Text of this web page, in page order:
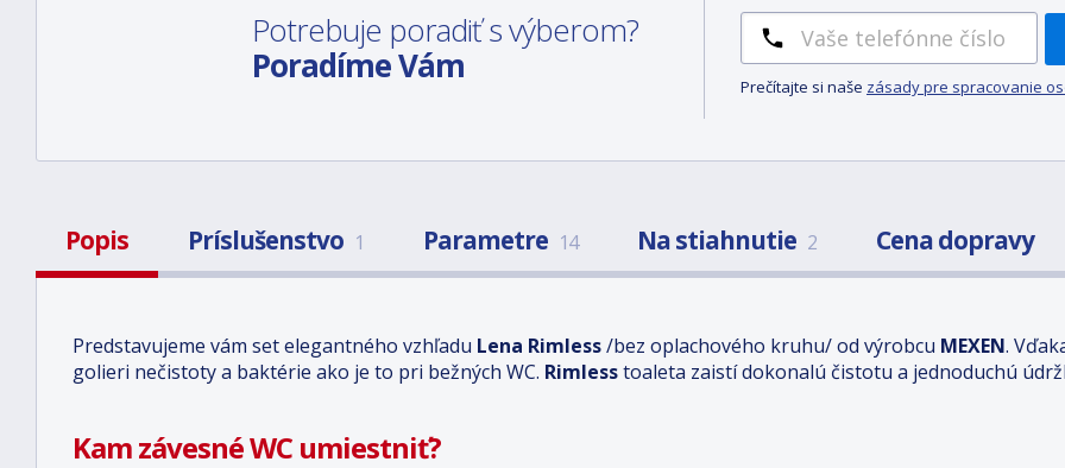
Potrebuje poradiť s výberom?
Poradíme Vám
Prečítajte si naše zásady pre spracovanie
Popis Príslušenstvo 1 Parametre 14 Na stiahnutie 2 Cena dopravy
Predstavujeme vám set elegantného vzhľadu Lena Rimless/bez oplachového kruhu/ od výrobcu MEXEN.
golieri nečistoty a baktérie ako je to pri bežných WC. Rimlesstoaleta zaistí dokonalú čistotu a jednoduchú
Kam závesné WC umiestniť?